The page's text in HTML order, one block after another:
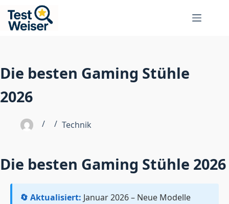
Inhalt
springen
Die besten Gaming Stühle
2026
Technik
Die besten Gaming Stühle 2026
🔄 Aktualisiert: Januar 2026 – Neue Modelle